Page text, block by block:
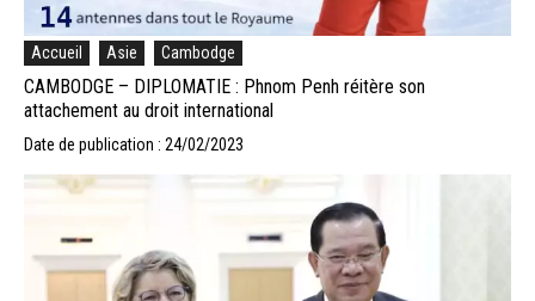
Accueil Asie Cambodge
CAMBODGE – DIPLOMATIE : Phnom Penh réitère son
attachement au droit international
Date de publication : 24/02/2023